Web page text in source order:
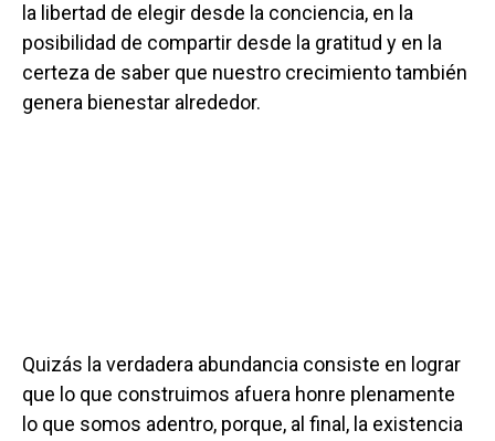
la libertad de elegir desde la conciencia, en la
posibilidad de compartir desde la gratitud y en la
certeza de saber que nuestro crecimiento también
genera bienestar alrededor.
Quizás la verdadera abundancia consiste en lograr
que lo que construimos afuera honre plenamente
lo que somos adentro, porque, al final, la existencia